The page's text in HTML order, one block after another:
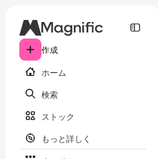
作成
ホーム
検索
ストック
もっと詳しく